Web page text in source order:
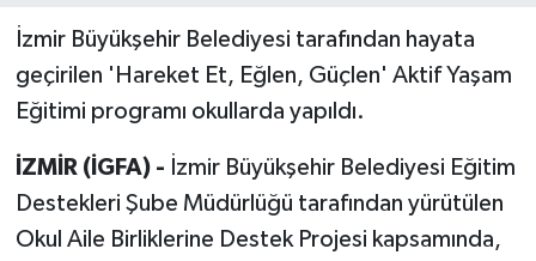
İzmir Büyükşehir Belediyesi tarafından hayata
geçirilen 'Hareket Et, Eğlen, Güçlen' Aktif Yaşam
Eğitimi programı okullarda yapıldı.
İZMİR (İGFA) - İzmir Büyükşehir Belediyesi Eğitim
Destekleri Şube Müdürlüğü tarafından yürütülen
Okul Aile Birliklerine Destek Projesi kapsamında,